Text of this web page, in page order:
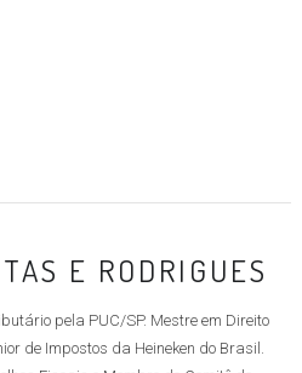
E RODRIGUES
pela PUC/SP. Mestre em Direito
de Impostos da Heineken do Brasil.